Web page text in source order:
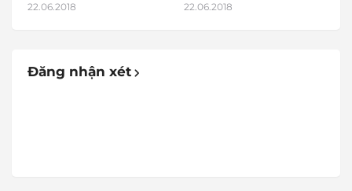
22.06.2018 22.06.2018
Đăng nhận xét